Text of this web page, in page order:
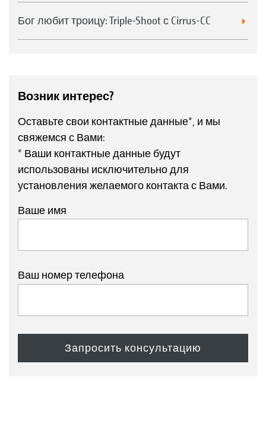
Бог любит троицу: Triple-Shoot с Cirrus-CC
Возник интерес?
Оставьте свои контактные данные*, и мы
свяжемся с Вами:
* Ваши контактные данные будут
использованы исключительно для
установления желаемого контакта с Вами.
Ваше имя
Ваш номер телефона